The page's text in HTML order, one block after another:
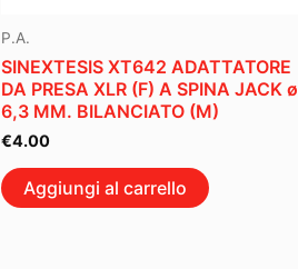
P.A.
SINEXTESIS XT642 ADATTATORE
DA PRESA XLR (F) A SPINA JACK ø
6,3 MM. BILANCIATO (M)
€4.00
Aggiungi al carrello